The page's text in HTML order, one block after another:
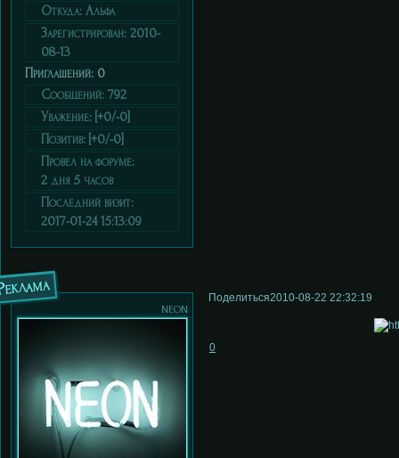
Откуда: Альфа
Зарегистрирован: 2010-
08-13
Приглашений: 0
Сообщений: 792
Уважение: [+0/-0]
Позитив: [+0/-0]
Провел на форуме:
2 дня 5 часов
Последний визит:
2017-01-24 15:13:09
Поделиться2010-08-22 22:32:19
neon
0